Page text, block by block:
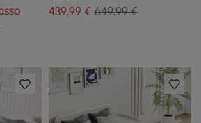
439,99€ 649,99 €